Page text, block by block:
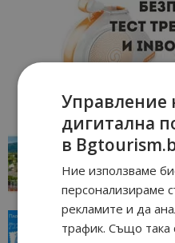
“Пощенска
отвъд
Петрич 11/07/
“Пощенска
всички
Управление
дигитална
в
Ние използваме
персонализираме
рекламите и да
трафик. Също така